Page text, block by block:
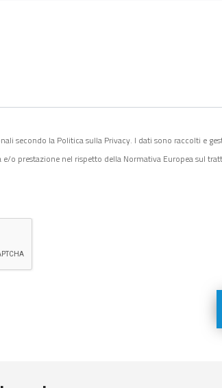
secondo la Politica sulla Privacy. I dati sono raccolti e
o prestazione nel rispetto della Normativa Europea sul